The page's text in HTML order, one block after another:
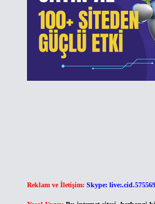
Reklam ve İletişim: Skype: